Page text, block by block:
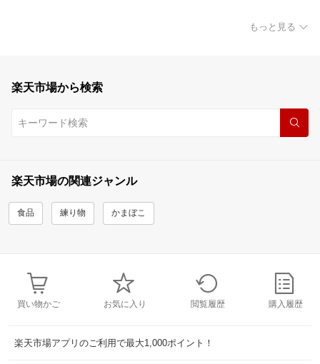
もっと見る
楽天市場から検索
楽天市場の関連ジャンル
食品 練り物 かまぼこ
買い物かご お気に入り 閲覧履歴 購入履歴
楽天市場アプリのご利用で最大1,000ポイント！